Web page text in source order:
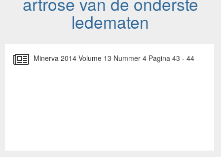
ledematen
Minerva 2014 Volume 13 Nummer 4 Pagina 43 - 44